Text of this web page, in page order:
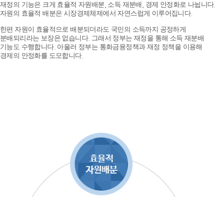
재정의 기능은 크게 효율적 자원배분, 소득 재분배, 경제 안정화로 나뉩니다.
자원의 효율적 배분은 시장경제체제에서 자연스럽게 이루어집니다.
한편 자원이 효율적으로 배분되더라도 국민의 소득까지 공정하게
분배되리라는 보장은 없습니다. 그래서 정부는 재정을 통해 소득 재분배
기능도 수행합니다. 아울러 정부는 통화금융정책과 재정 정책을 이용해
경제의 안정화를 도모합니다.